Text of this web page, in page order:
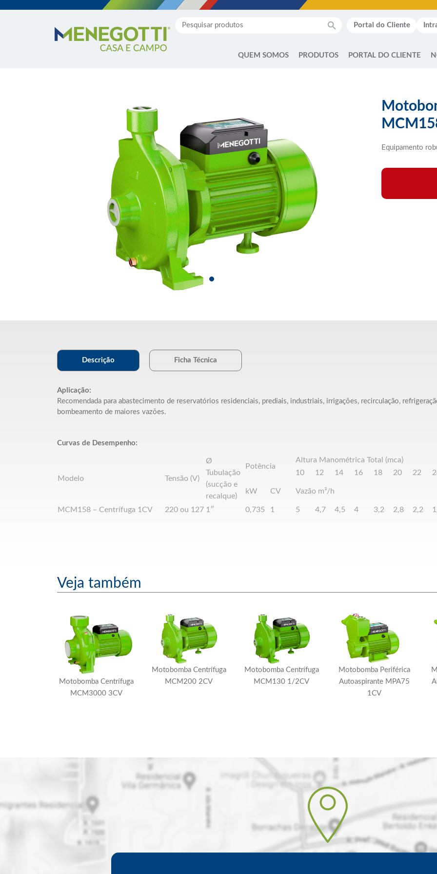
Portal do Cliente
QUEM SOMOS PRODUTOS PORTAL DO CLIENTE
Equipamento
Descrição Ficha Técnica
Aplicação:
Recomendada para abastecimento de reservatórios residenciais, prediais, industriais, irrigações, recirculação,
bombeamento de maiores vazões.
Curvas de Desempenho:
Modelo Tensão (V)
Ø
Tubulação
(sucção e
recalque)
Potência
Altura Manométrica Total (mca)
10
12 14 16 18 20 22
kW CV Vazão m³/h
MCM158 – Centrífuga 1CV
220 ou 127 1″ 0,735 1 5 4,7 4,5 4 3,2 2,8 2,2
Veja também
Motobomba Centrífuga
MCM3000 3CV
Motobomba Centrífuga
MCM200 2CV
Motobomba Centrífuga
MCM130 1/2CV
Motobomba Periférica
Autoaspirante MPA75
1CV